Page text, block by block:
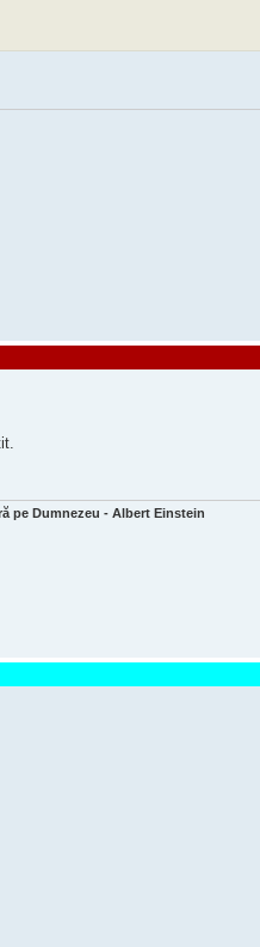
pe Dumnezeu - Albert Einstein